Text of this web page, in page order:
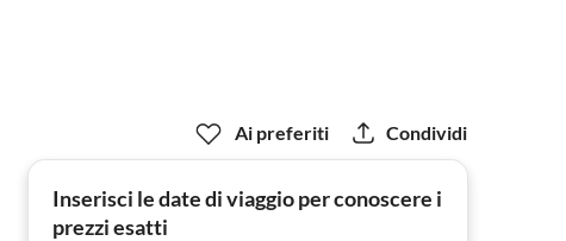
Ai preferiti Condividi
Inserisci le date di viaggio per conoscere i
prezzi esatti